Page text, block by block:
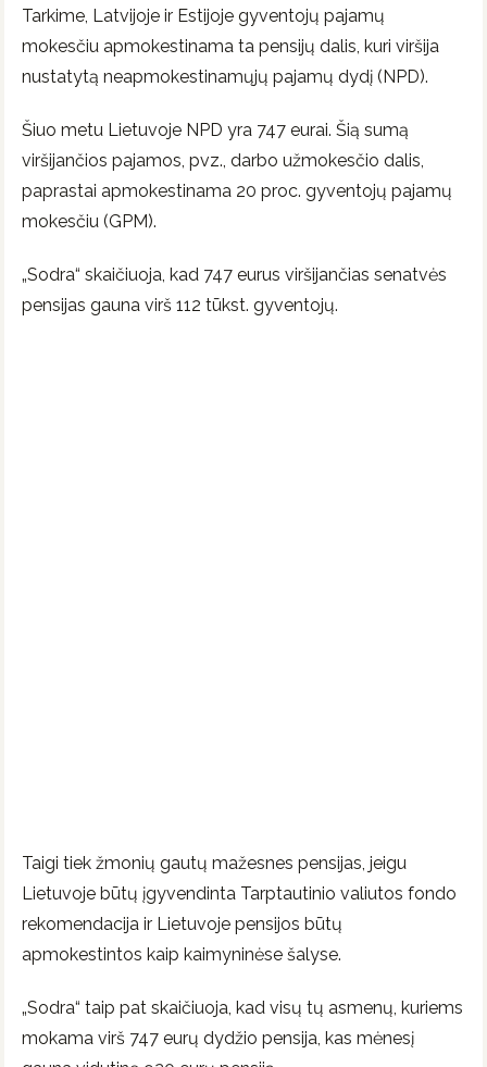
Tarkime, Latvijoje ir Estijoje gyventojų pajamų
mokesčiu apmokestinama ta pensijų dalis, kuri viršija
nustatytą neapmokestinamųjų pajamų dydį (NPD).
Šiuo metu Lietuvoje NPD yra 747 eurai. Šią sumą
viršijančios pajamos, pvz., darbo užmokesčio dalis,
paprastai apmokestinama 20 proc. gyventojų pajamų
mokesčiu (GPM).
„Sodra“ skaičiuoja, kad 747 eurus viršijančias senatvės
pensijas gauna virš 112 tūkst. gyventojų.
Taigi tiek žmonių gautų mažesnes pensijas, jeigu
Lietuvoje būtų įgyvendinta Tarptautinio valiutos fondo
rekomendacija ir Lietuvoje pensijos būtų
apmokestintos kaip kaimyninėse šalyse.
„Sodra“ taip pat skaičiuoja, kad visų tų asmenų, kuriems
mokama virš 747 eurų dydžio pensija, kas mėnesį